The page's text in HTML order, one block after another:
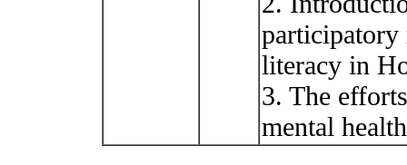
participatory
literacy in
3. The
mental